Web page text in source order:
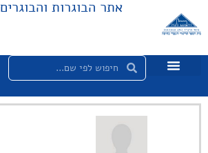
אתר הבוגרות והבוגרים